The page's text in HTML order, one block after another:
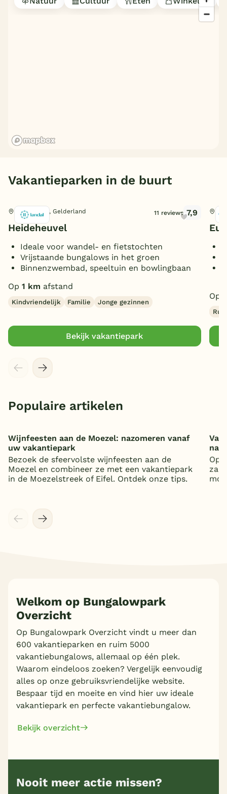
Vakantieparken in de buurt
Beekbergen, Gelderland 11 reviews 7,9
Heideheuvel
Ideale voor wandel- en fietstochten
Vrijstaande bungalows in het groen
Binnenzwembad, speeltuin en bowlingbaan
Op 1 km afstand
Kindvriendelijk Familie Jonge gezinnen
Bekijk vakantiepark
Op
Populaire artikelen
Wijnfeesten aan de Moezel: nazomeren vanaf
uw vakantiepark
Bezoek de sfeervolste wijnfeesten aan de
Moezel en combineer ze met een vakantiepark
in de Moezelstreek of Eifel. Ontdek onze tips.
Op
Welkom op Bungalowpark
Overzicht
Op Bungalowpark Overzicht vindt u meer dan
600 vakantieparken en ruim 5000
vakantiebungalows, allemaal op één plek.
Waarom eindeloos zoeken? Vergelijk eenvoudig
alles op onze gebruiksvriendelijke website.
Bespaar tijd en moeite en vind hier uw ideale
vakantiepark en perfecte vakantiebungalow.
Bekijk overzicht
Nooit meer actie missen?